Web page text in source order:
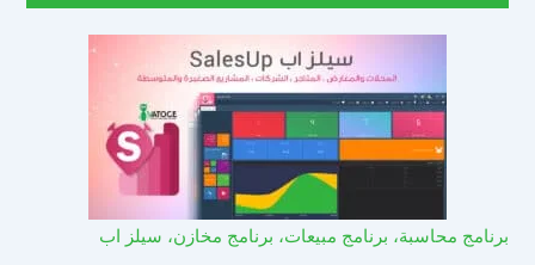
برنامج محاسبة، برنامج مبيعات، برنامج مخازن، سيلز اب